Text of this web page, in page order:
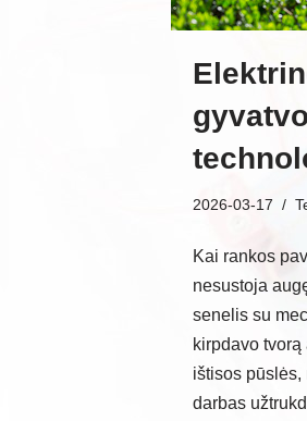
2026-03-17
Kai rankos
nesustoja
senelis su
kirpdavo
ištisos pūslės,
darbas